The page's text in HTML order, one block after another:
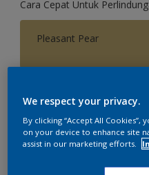
Cara Cepat Untuk
Pleasant Pear
2.5 L
We respect your privacy.
By clicking “Accept All
on your device to enhance site
assist in our marketing efforts.